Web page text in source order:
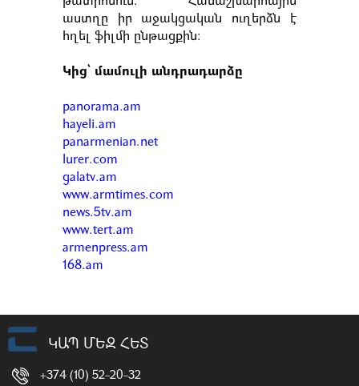
աստղը իր աջակցական ուղերձն է
հղել ֆիլմի ընթացքին:
Կից՝ մամուլի անդրադարձը
panorama.am
hayeli.am
panarmenian.net
lurer.com
galatv.am
www.armtimes.com
news.5tv.am
www.tert.am
armenpress.am
168.am
ԿԱՊ ՄԵԶ ՀԵՏ
+374 (10) 52-20-32